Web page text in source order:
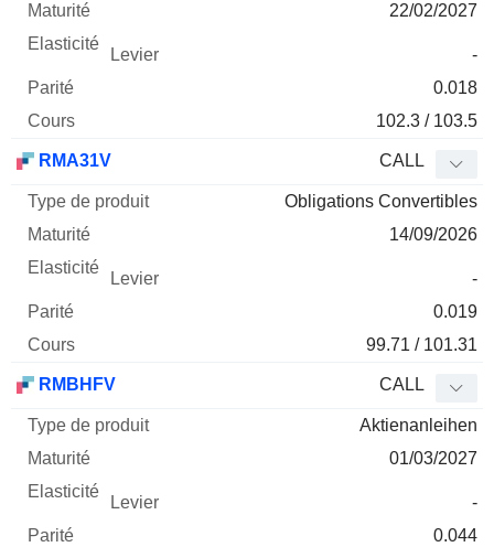
22/02/2027
-
0.018
102.3 / 103.5
RMA31V CALL
Obligations Convertibles
14/09/2026
-
0.019
99.71 / 101.31
RMBHFV CALL
Aktienanleihen
01/03/2027
-
0.044